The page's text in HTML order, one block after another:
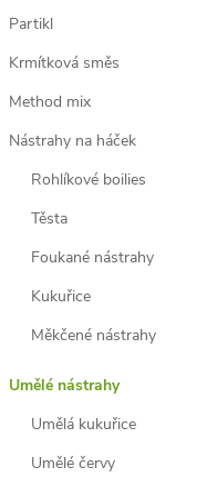
Partikl
Krmítková směs
Method mix
Nástrahy na háček
Rohlíkové boilies
Těsta
Foukané nástrahy
Kukuřice
Měkčené nástrahy
Umělé nástrahy
Umělá kukuřice
Umělé červy